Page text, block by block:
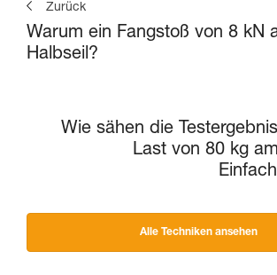
Zurück
Warum ein Fangstoß von 8 kN
Halbseil?
Wie sähen die
Last von 80 kg
Alle Techniken ansehen